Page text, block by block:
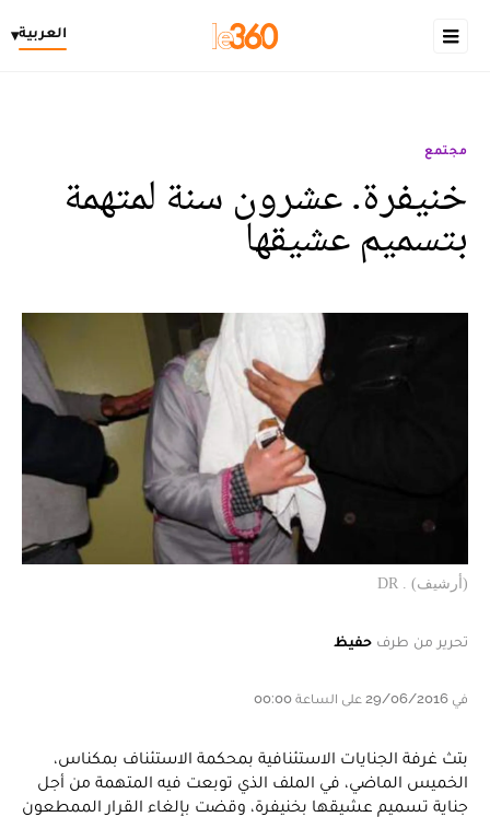
العربية▾
مجتمع
خنيفرة. عشرون سنة لمتهمة
بتسميم عشيقها
(أرشيف) . DR
تحرير من طرف حفيظ
في 29/06/2016 على الساعة 00:00
بتث غرفة الجنايات الاستئنافية بمحكمة الاستئناف بمكناس،
الخميس الماضي، في الملف الذي توبعت فيه المتهمة من أجل
جناية تسميم عشيقها بخنيفرة، وقضت بإلغاء القرار الممطعون